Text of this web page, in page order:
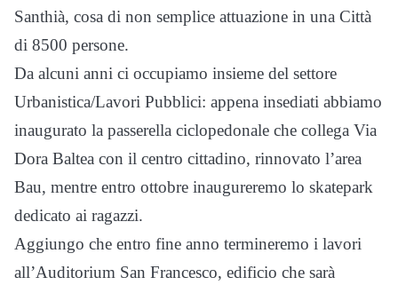
Santhià, cosa di non semplice attuazione in una Città
di 8500 persone.
Da alcuni anni ci occupiamo insieme del settore
Urbanistica/Lavori Pubblici: appena insediati abbiamo
inaugurato la passerella ciclopedonale che collega Via
Dora Baltea con il centro cittadino, rinnovato l’area
Bau, mentre entro ottobre inaugureremo lo skatepark
dedicato ai ragazzi.
Aggiungo che entro fine anno termineremo i lavori
all’Auditorium San Francesco, edificio che sarà